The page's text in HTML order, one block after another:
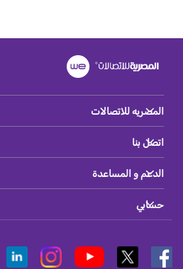
المصريه للاتصالات
اتصل بنا
الدعم و المساعدة
حسابي